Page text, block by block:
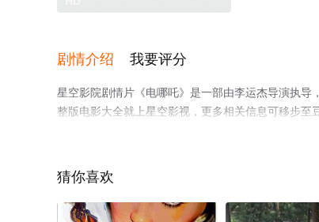
剧情介绍 我要评分
星空影院剧情片《电哪吒》是一部由李运杰导演执
整版电影大全就上星空影视，更多相关信息可移步至
猜你喜欢